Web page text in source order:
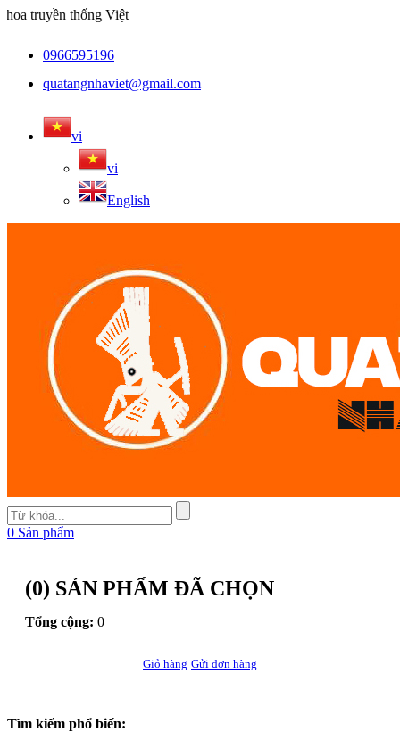
truyền thống Việt
0966595196
quatangnhaviet@gmail.com
vi
vi
English
0 Sản phẩm
(0) SẢN PHẨM ĐÃ CHỌN
Tổng cộng: 0
Giỏ hàng Gửi đơn hàng
Tìm kiếm phổ biến: